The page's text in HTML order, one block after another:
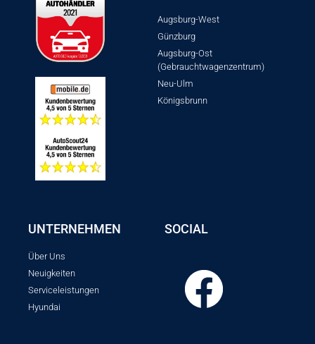
Augsburg-West
Günzburg
Augsburg-Ost
(Gebrauchtwagenzentrum)
Neu-Ulm
Königsbrunn
UNTERNEHMEN
Über Uns
Neuigkeiten
Serviceleistungen
Hyundai
SOCIAL